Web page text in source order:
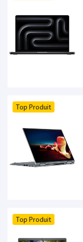
Top Produit
Top Produit